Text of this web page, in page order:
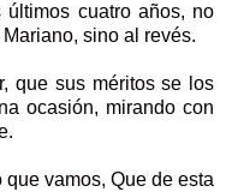
cuatro años, no
sino al revés.
que sus méritos se los
ocasión, mirando con
vamos, Que de esta